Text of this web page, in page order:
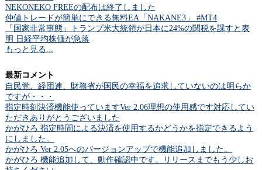
NEKONEKO FREEの配布は終了しました
仲値トレードが簡単にできる無料EA「NAKANE3」 #MT4
「国家非常事態」トランプ米大統領が日本に24%の関税を課すと表
明 日経平均株価が急落
もっと見る...
最新コメント
自民党、経団連、財務省が国民の幸福を追求していないのは明らか
ですが・・・
指定時刻決済機能使っていますVer 2.06理想の使用感です対応してい
ただきありがとうございました
かがひろ 指定時間による決済を使用するかどうかを指定できるよう
にしました。
かがひろ Ver 2.05へのバージョンアップで機能追加しました。
かがひろ 機能追加して、動作確認中です。リリースまでもう少しお